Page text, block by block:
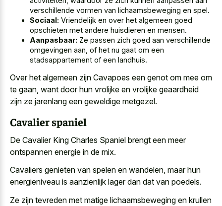
verschillende vormen van lichaamsbeweging en spel.
Sociaal: Vriendelijk en over het algemeen goed
opschieten met andere huisdieren en mensen.
Aanpasbaar: Ze passen zich goed aan verschillende
omgevingen aan, of het nu gaat om een
stadsappartement of een landhuis.
Over het algemeen zijn Cavapoes een genot om mee om
te gaan, want door hun vrolijke en vrolijke geaardheid
zijn ze jarenlang een geweldige metgezel.
Cavalier spaniel
De Cavalier King Charles Spaniel brengt een meer
ontspannen energie in de mix.
Cavaliers genieten van spelen en wandelen, maar hun
energieniveau is aanzienlijk lager dan dat van poedels.
Ze zijn tevreden met matige lichaamsbeweging en krullen